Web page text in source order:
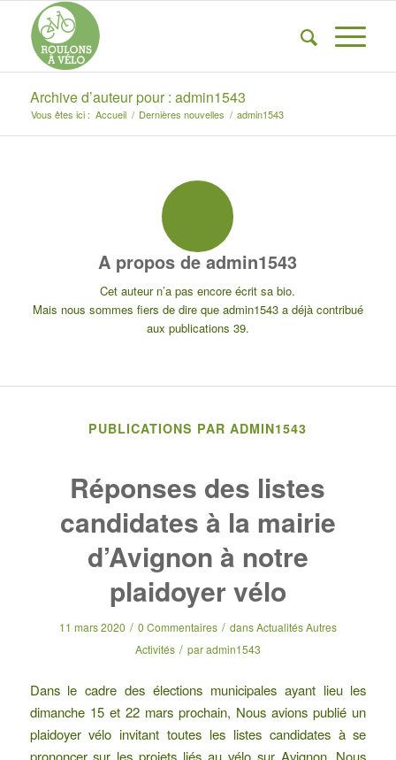
Archive d’auteur pour : admin1543
Vous êtes ici : Accueil / Dernières nouvelles / admin1543
A propos deadmin1543
Cet auteur n’a pas encore écrit sa bio.
Mais nous sommes fiers de dire que admin1543a déjà contribué
aux publications 39.
PUBLICATIONS PAR ADMIN1543
Réponses des listes
candidates à la mairie
d’Avignon à notre
plaidoyer vélo
11 mars 2020 / 0 Commentaires / dansActualités Autres
Activités / paradmin1543
Dans le cadre des élections municipales ayant lieu les
dimanche 15 et 22 mars prochain, Nous avions publié un
plaidoyer vélo invitant toutes les listes candidates à se
prononcer sur les projets liés au vélo sur Avignon. Nous